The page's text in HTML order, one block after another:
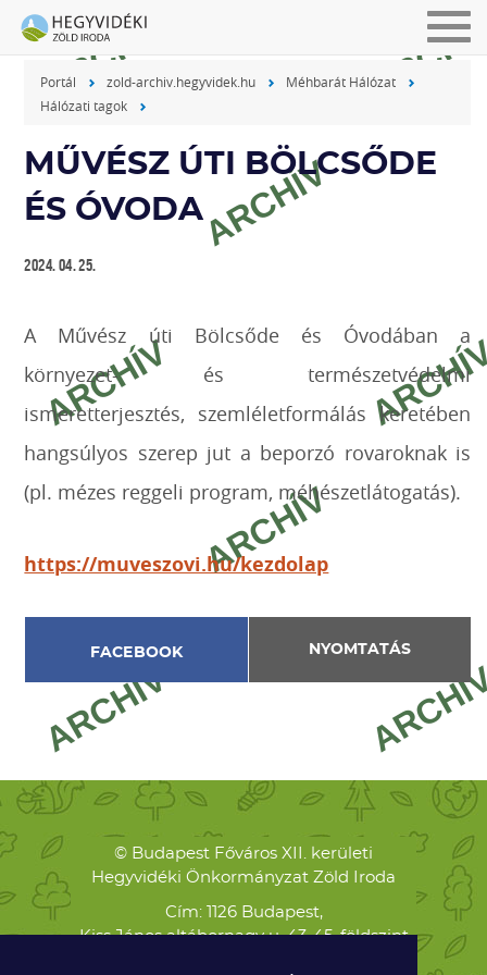
be-
Portál zold-archiv.hegyvidek.hu
Méhbarát Hálózat
Hálózati tagok
MŰVÉSZ ÚTI BÖLCSŐDE
ÉS ÓVODA
2024. 04. 25.
A Művész úti Bölcsőde és Óvodában a
környezet- és természetvédelmi
ismeretterjesztés, szemléletformálás keretében
hangsúlyos szerep jut a beporzó rovaroknak is
(pl. mézes reggeli program, méhészetlátogatás).
https://muveszovi.hu/kezdolap
FACEBOOK NYOMTATÁS
© Budapest Főváros XII. kerületi
Hegyvidéki Önkormányzat Zöld Iroda
Cím: 1126 Budapest,
Kiss János altábornagy u. 43-45. földszint
Levelezési cím: 1126 Budapest,